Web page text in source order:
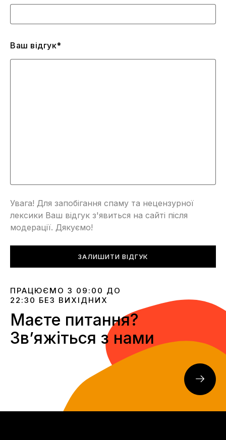
Ваш відгук*
Увага! Для запобігання спаму та нецензурної
лексики Ваш відгук з'явиться на сайті після
модерації. Дякуємо!
ЗАЛИШИТИ ВІДГУК
ПРАЦЮЄМО З 09:00 ДО
22:30 БЕЗ ВИХІДНИХ
Маєте питання?
Звʼяжіться з нами